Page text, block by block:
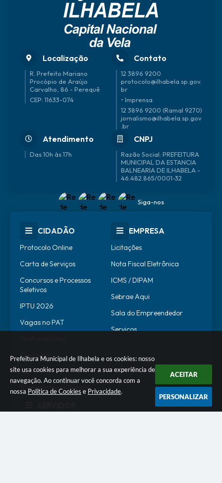
Prefeitura Municipal de Ilhabela e os cookies: nosso
site usa cookies para melhorar a sua experiência de
navegação. Ao continuar você concorda com a
nossa Política de Cookies e Privacidade.
ACEITAR
PERSONALIZAR
Localização
R. Prefeito Mariano
Procópio de Araújo
Carvalho, 86 - Perequê
CEP: 11633-074
Contato
12 3896 9200
protocolo@ilhabela.sp.gov.
br
• Imprensa
12 3896 9200 (Ramal 9270)
jornalismo@ilhabela.sp.gov
.br
Atendimento
Das 10h às 17h
CNPJ
46.482.865/0001-32
Siga-nos
CIDADÃO
Protocolo Online
Carta de Serviços
Concursos e Processos
Seletivos
IPTU 2026
Vagas no PAT
Ouvidoria
SIC
Transparência Pública
EMPRESA
Licitações
Nota Fiscal Eletrônica
ICMS / DIPAM
Sebrae Aqui
Sala do Empreendedor
Serviços